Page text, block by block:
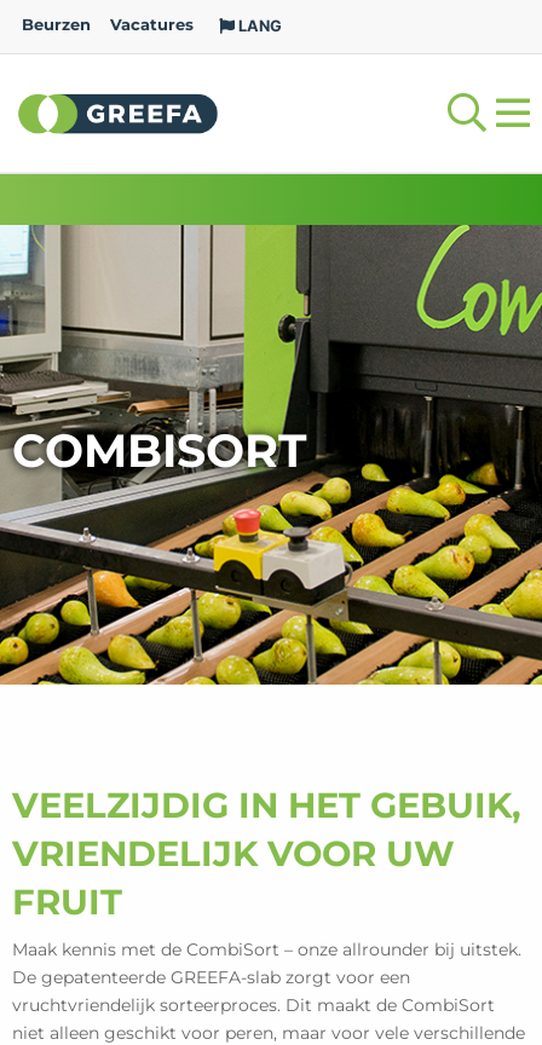
Beurzen Vacatures LANG
COMBISORT
VEELZIJDIG IN HET GEBUIK,
VRIENDELIJK VOOR UW
FRUIT
Maak kennis met de CombiSort – onze allrounder bij uitstek.
De gepatenteerde GREEFA-slab zorgt voor een
vruchtvriendelijk sorteerproces. Dit maakt de CombiSort
niet alleen geschikt voor peren, maar voor vele verschillende